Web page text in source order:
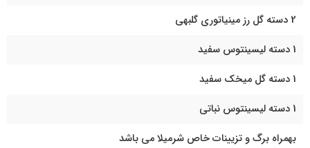
2 دسته گل رز مینیاتوری گلبهی
1 دسته لیسینتوس سفید
1 دسته گل میخک سفید
1 دسته لیسینتوس نباتی
بهمراه برگ و تزیینات خاص شرمیلا می باشد